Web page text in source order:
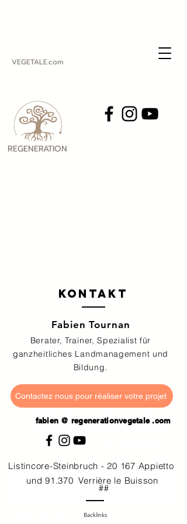
VEGETALE.com
REGENERATION
Kontakt
Fabien Tournan
Berater, Trainer, Spezialist für
ganzheitliches Landmanagement und
Bildung.
Contactez nous pour réaliser votre projet
fabien @ regenerationvegetale .com
##
Contactez nous pour réaliser votre projet
Listincore-Steinbruch - 20 167 Appietto
und 91.370 Verrière le Buisson
Contactez nous pour réaliser votre projet
Contactez nous pour réaliser votre projet
Backlinks